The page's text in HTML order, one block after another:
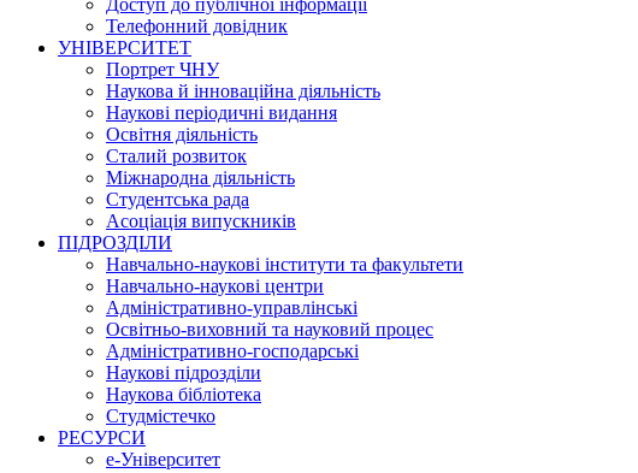
Доступ до публічної інформації
Телефонний довідник
УНІВЕРСИТЕТ
Портрет ЧНУ
Наукова й інноваційна діяльність
Наукові періодичні видання
Освітня діяльність
Сталий розвиток
Міжнародна діяльність
Студентська рада
Асоціація випускників
ПІДРОЗДІЛИ
Навчально-наукові інститути та факультети
Навчально-наукові центри
Адміністративно-управлінські
Освітньо-виховний та науковий процес
Адміністративно-господарські
Наукові підрозділи
Наукова бібліотека
Студмістечко
РЕСУРСИ
е-Університет